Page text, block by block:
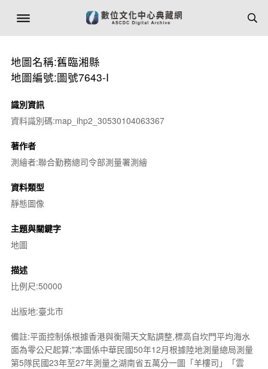
地圖名稱:舊臨湘縣
地圖編號:圖號7643-I
識別資訊
資料識別碼:map_ihp2_30530104063367
著作者
測繪者:聯合勤務總司令部測量署測繪
資料類型
靜態圖像
主題與關鍵字
地圖
描述
比例尺:50000
出版地:臺北市
備註:平面控制係根據香港與衡陽天文點調整,標高自坎門平均海水
面為零公尺起算;"本圖係中華民國50年12月根據陸地測量總局測量
第5隊民國23年至27年測量之湖南省五萬分一圖「羊樓司」「雲